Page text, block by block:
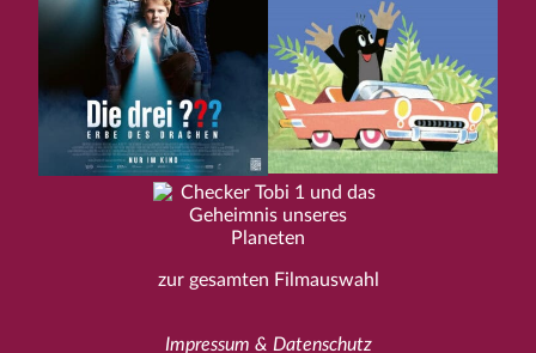
zur gesamten Filmauswahl
Impressum & Datenschutz